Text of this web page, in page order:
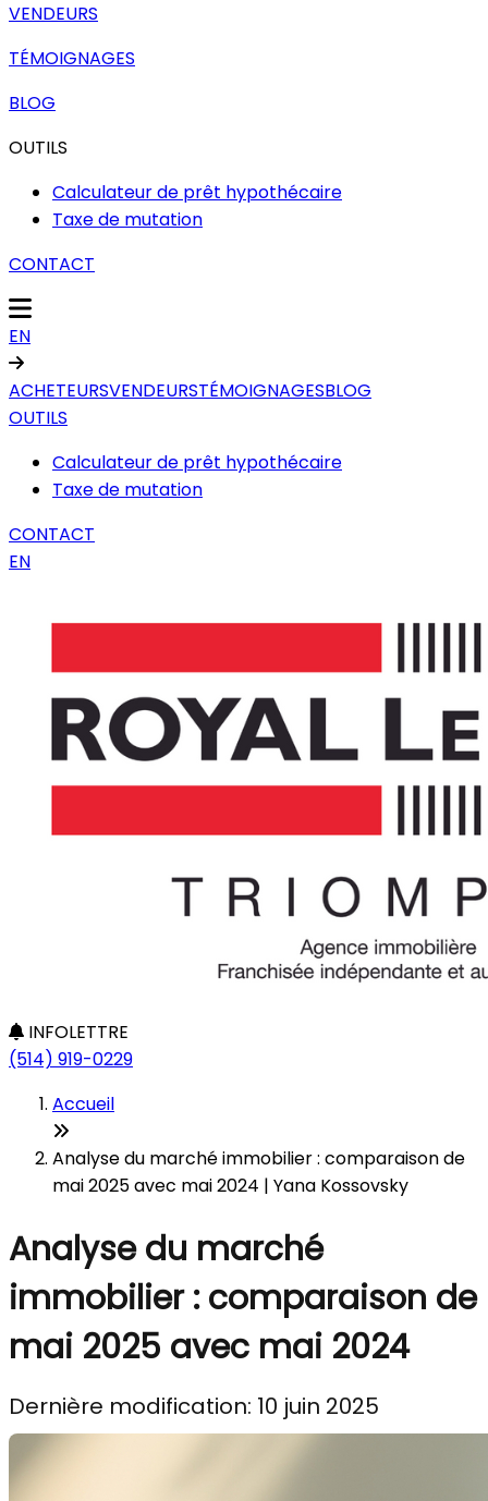
VENDEURS
TÉMOIGNAGES
BLOG
OUTILS
Calculateur de prêt hypothécaire
Taxe de mutation
CONTACT
EN
ACHETEURSVENDEURSTÉMOIGNAGESBLOG
OUTILS
Calculateur de prêt hypothécaire
Taxe de mutation
CONTACT
EN
INFOLETTRE
(514) 919-0229
Accueil
Analyse du marché immobilier : comparaison de
mai 2025 avec mai 2024 | Yana Kossovsky
Analyse du marché
immobilier : comparaison de
mai 2025 avec mai 2024
Dernière modification: 10 juin 2025